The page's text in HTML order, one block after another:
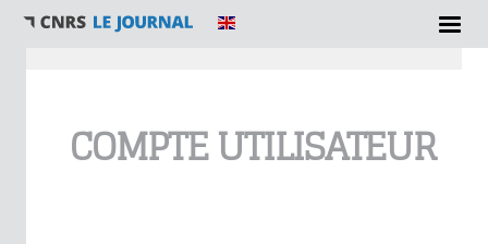
COMPTE UTILISATEUR